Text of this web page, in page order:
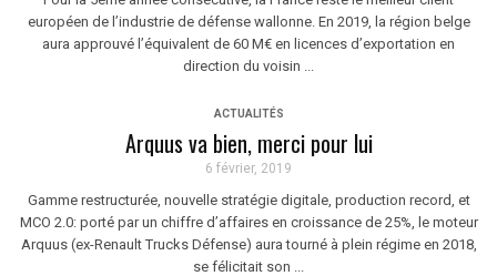
européen de l’industrie de défense wallonne. En 2019, la région belge
aura approuvé l’équivalent de 60 M€ en licences d’exportation en
direction du voisin ...
ACTUALITÉS
Arquus va bien, merci pour lui
6 février, 2019
Gamme restructurée, nouvelle stratégie digitale, production record, et
MCO 2.0: porté par un chiffre d’affaires en croissance de 25%, le moteur
Arquus (ex-Renault Trucks Défense) aura tourné à plein régime en 2018,
se félicitait son ...